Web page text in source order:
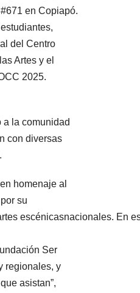
en Copiapó.
del Centro
Artes y el
2025.
a la comunidad
con diversas
homenaje al
su
escénicasnacionales. En
Ser
regionales, y
asistan”,